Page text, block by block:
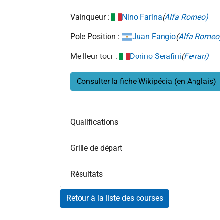
Vainqueur : Nino Farina(Alfa Romeo)
Pole Position : Juan Fangio(Alfa
Meilleur tour : Dorino Serafini(Ferrari)
Consulter la fiche Wikipédia (en Anglais)
Qualifications
Grille de départ
Résultats
Retour à la liste des courses